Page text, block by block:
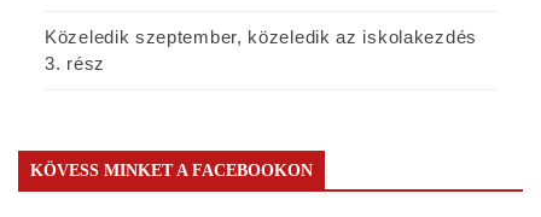
Közeledik szeptember, közeledik az iskolakezdés
3. rész
KÖVESS MINKET A FACEBOOKON